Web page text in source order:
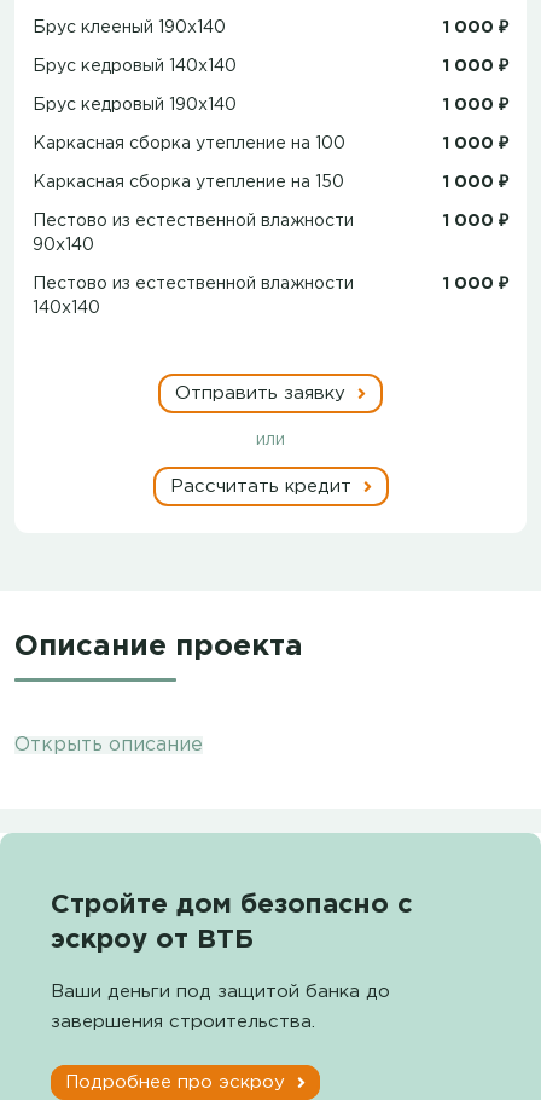
Брус клееный 190x140 1 000 ₽
Брус кедровый 140x140 1 000 ₽
Брус кедровый 190x140 1 000 ₽
Каркасная сборка утепление на 100 1 000 ₽
Каркасная сборка утепление на 150 1 000 ₽
Пестово из естественной влажности
90х140
1 000 ₽
Пестово из естественной влажности
140х140
1 000 ₽
Отправить заявку
или
Рассчитать кредит
Описание проекта
Открыть описание
Стройте дом безопасно с
эскроу от ВТБ
Ваши деньги под защитой банка до
завершения строительства.
Подробнее про эскроу